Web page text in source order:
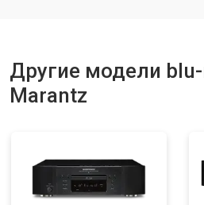
Другие модели
Marantz